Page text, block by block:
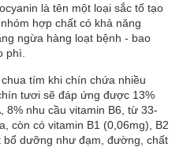
là tên một loại sắc tố tạo
hợp chất có khả năng
ngừa hàng loạt bệnh - bao
phì.
tím khi chín chứa nhiều
tươi sẽ đáp ứng được 13%
8% nhu cầu vitamin B6, từ 33-
còn có vitamin B1 (0,06mg), B2
bổ dưỡng như đạm, đường, chất